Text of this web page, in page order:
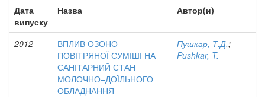
Дата
випуску
Назва Автор(и)
2012
ВПЛИВ ОЗОНО–
ПОВІТРЯНОЇ СУМІШІ НА
САНІТАРНИЙ СТАН
МОЛОЧНО–ДОЇЛЬНОГО
ОБЛАДНАННЯ
Пушкар, Т.Д.;
Pushkar, T.